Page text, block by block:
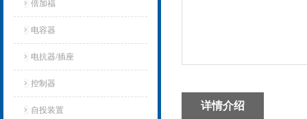
倍加福
电容器
电抗器/插座
控制器
自投装置 详情介绍